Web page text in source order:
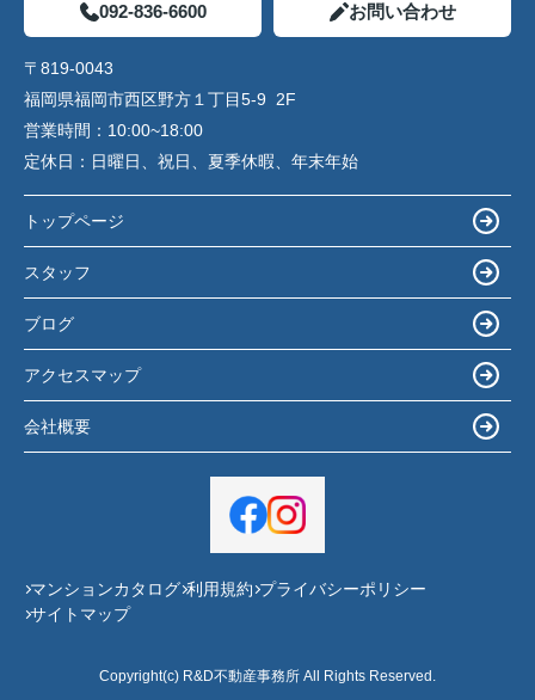
092-836-6600 お問い合わせ
〒819-0043
福岡県福岡市西区野方１丁目5-9 2F
営業時間： 10:00~18:00
定休日： 日曜日、祝日、夏季休暇、年末年始
トップページ
スタッフ
ブログ
アクセスマップ
会社概要
マンションカタログ 利用規約 プライバシーポリシー
サイトマップ
Copyright(c) R&D不動産事務所 All Rights Reserved.